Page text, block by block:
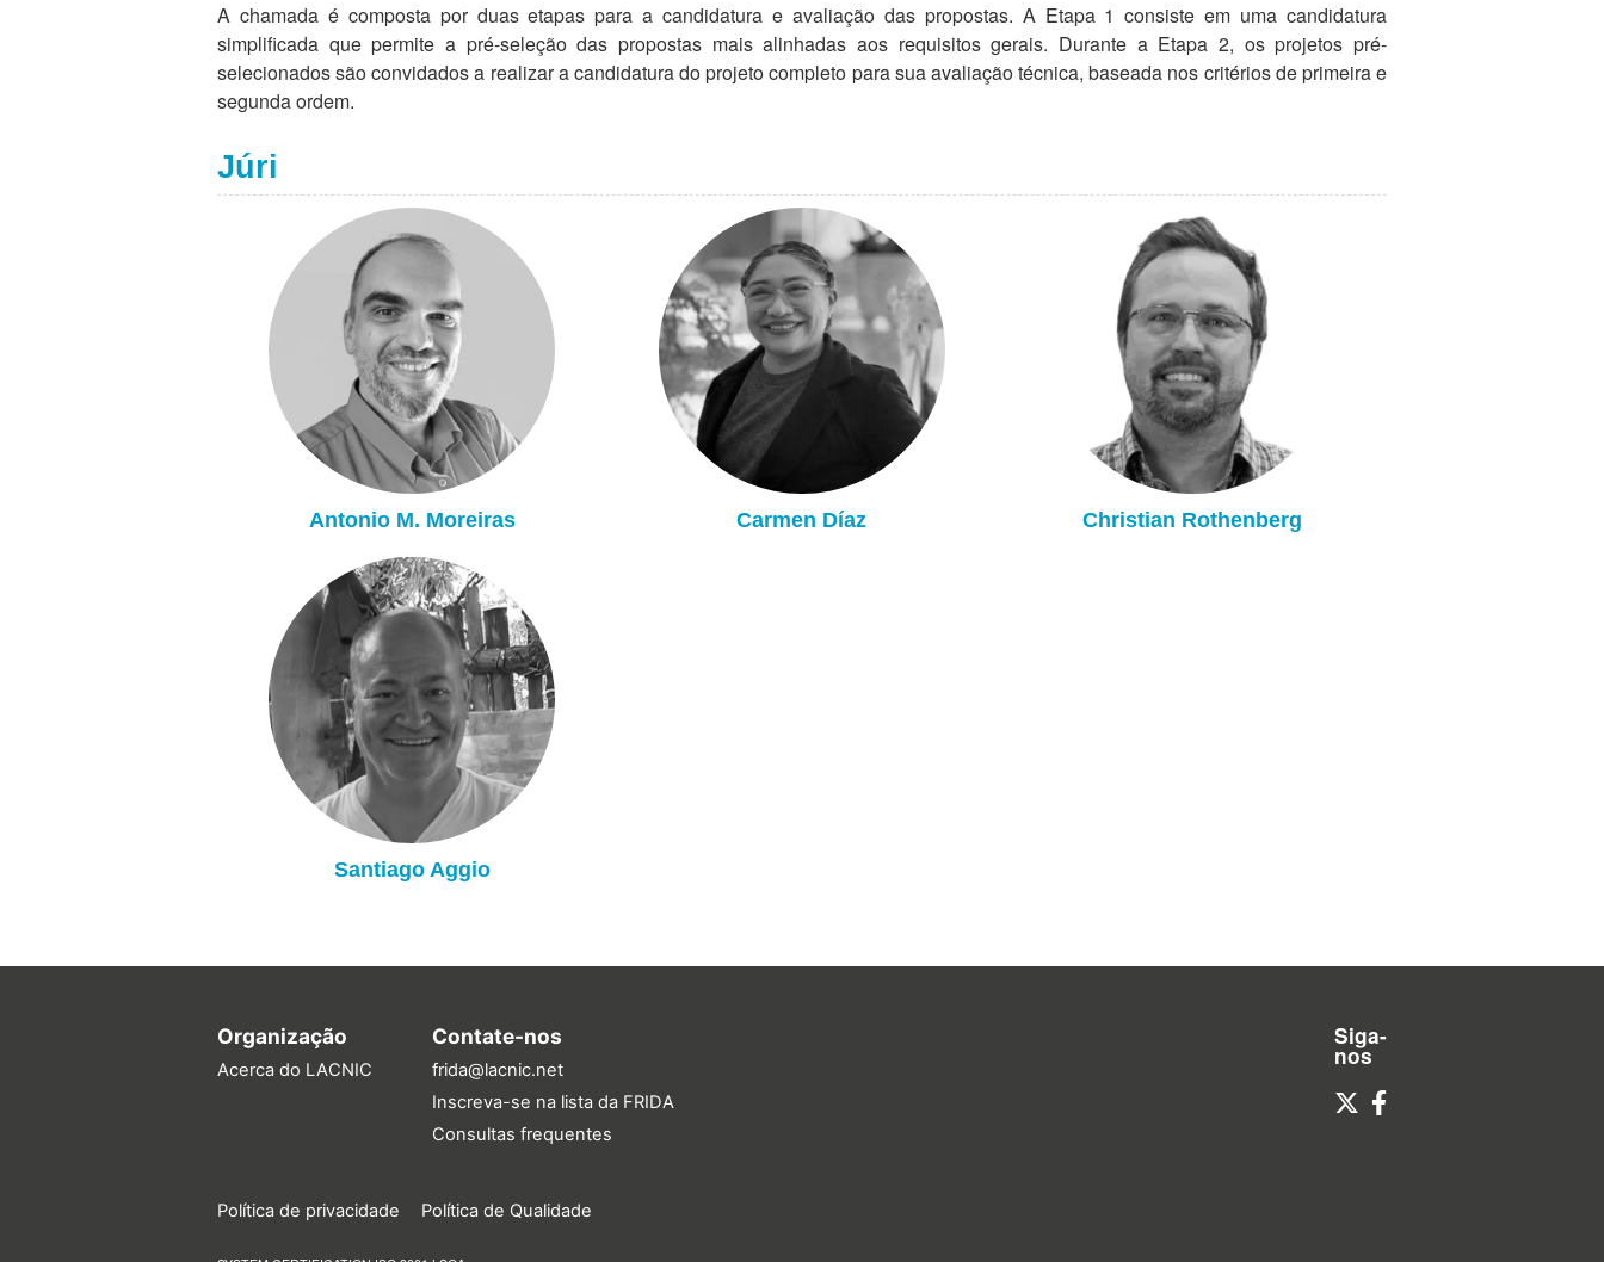
A chamada é composta por duas etapas para a candidatura e avaliação das propostas. A Etapa 1 consiste em uma candidatura
simplificada que permite a pré-seleção das propostas mais alinhadas aos requisitos gerais. Durante a Etapa 2, os projetos pré-
selecionados são convidados a realizar a candidatura do projeto completo para sua avaliação técnica, baseada nos critérios de primeira e
segunda ordem.
Júri
Antonio M. Moreiras Carmen Díaz Christian Rothenberg
Santiago Aggio
Organização
Acerca do LACNIC
Contate-nos
frida@lacnic.net
Inscreva-se na lista da FRIDA
Consultas frequentes
Siga-
nos
Política de privacidade Política de Qualidade